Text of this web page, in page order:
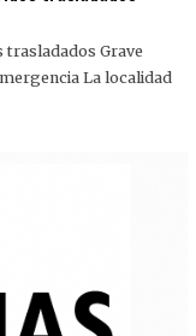
trasladados Grave
La localidad